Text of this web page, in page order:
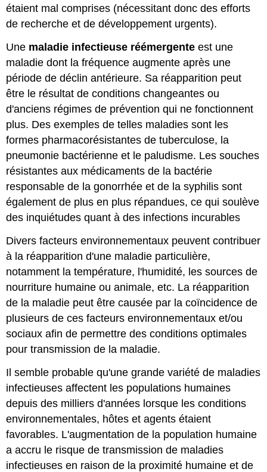
étaient mal comprises (nécessitant donc des efforts
de recherche et de développement urgents).
Une maladie infectieuse réémergente est une
maladie dont la fréquence augmente après une
période de déclin antérieure. Sa réapparition peut
être le résultat de conditions changeantes ou
d'anciens régimes de prévention qui ne fonctionnent
plus. Des exemples de telles maladies sont les
formes pharmacorésistantes de tuberculose, la
pneumonie bactérienne et le paludisme. Les souches
résistantes aux médicaments de la bactérie
responsable de la gonorrhée et de la syphilis sont
également de plus en plus répandues, ce qui soulève
des inquiétudes quant à des infections incurables
Divers facteurs environnementaux peuvent contribuer
à la réapparition d'une maladie particulière,
notamment la température, l'humidité, les sources de
nourriture humaine ou animale, etc. La réapparition
de la maladie peut être causée par la coïncidence de
plusieurs de ces facteurs environnementaux et/ou
sociaux afin de permettre des conditions optimales
pour transmission de la maladie.
Il semble probable qu'une grande variété de maladies
infectieuses affectent les populations humaines
depuis des milliers d'années lorsque les conditions
environnementales, hôtes et agents étaient
favorables. L'augmentation de la population humaine
a accru le risque de transmission de maladies
infectieuses en raison de la proximité humaine et de